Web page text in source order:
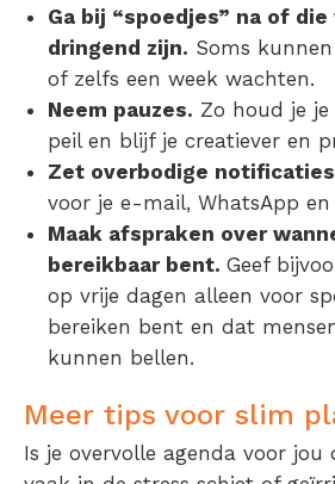
Ga bij “spoedjes” na of
dringend zijn. Soms
of zelfs een week wachten.
Neem pauzes. Zo houd je je
peil en blijf je creatiever en
Zet overbodige
voor je e-mail, WhatsApp en
Maak afspraken over
bereikbaar bent. Geef
op vrije dagen alleen voor
bereiken bent en dat
kunnen bellen.
Meer tips voor slim
Is je overvolle agenda voor jou